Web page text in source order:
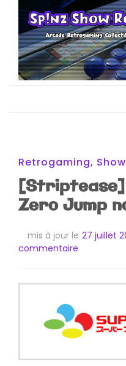
Retrogaming,
[Striptease]
Zero Jump
mis à jour le 27 juillet
commentaire
Makyō
Jump
no
Sho